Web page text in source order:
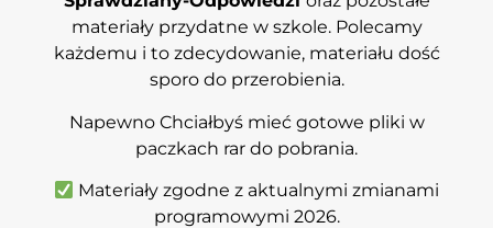
materiały przydatne w szkole. Polecamy
każdemu i to zdecydowanie, materiału dość
sporo do przerobienia.
Napewno Chciałbyś mieć gotowe pliki w
paczkach rar do pobrania.
Materiały zgodne z aktualnymi zmianami
programowymi 2026.